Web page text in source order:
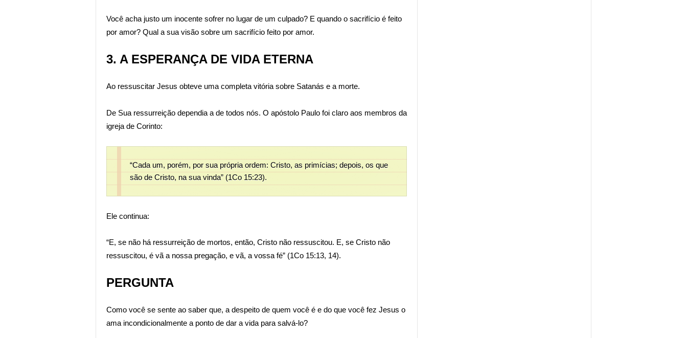
Você acha justo um inocente sofrer no lugar de um culpado? E quando o sacrifício é feito
por amor? Qual a sua visão sobre um sacrifício feito por amor.
3. A ESPERANÇA DE VIDA ETERNA
Ao ressuscitar Jesus obteve uma completa vitória sobre Satanás e a morte.
De Sua ressurreição dependia a de todos nós. O apóstolo Paulo foi claro aos membros da
igreja de Corinto:
“Cada um, porém, por sua própria ordem: Cristo, as primícias; depois, os que
são de Cristo, na sua vinda” (1Co 15:23).
Ele continua:
“E, se não há ressurreição de mortos, então, Cristo não ressuscitou. E, se Cristo não
ressuscitou, é vã a nossa pregação, e vã, a vossa fé” (1Co 15:13, 14).
PERGUNTA
Como você se sente ao saber que, a despeito de quem você é e do que você fez Jesus o
ama incondicionalmente a ponto de dar a vida para salvá-lo?